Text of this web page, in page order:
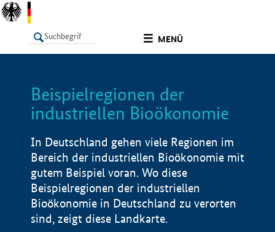
MENÜ
LISTE
Beispielregionen der
industriellen Bioökonomie
In Deutschland gehen viele Regionen im
Bereich der industriellen Bioökonomie mit
gutem Beispiel voran. Wo diese
Beispielregionen der industriellen
Bioökonomie in Deutschland zu verorten
sind, zeigt diese Landkarte.